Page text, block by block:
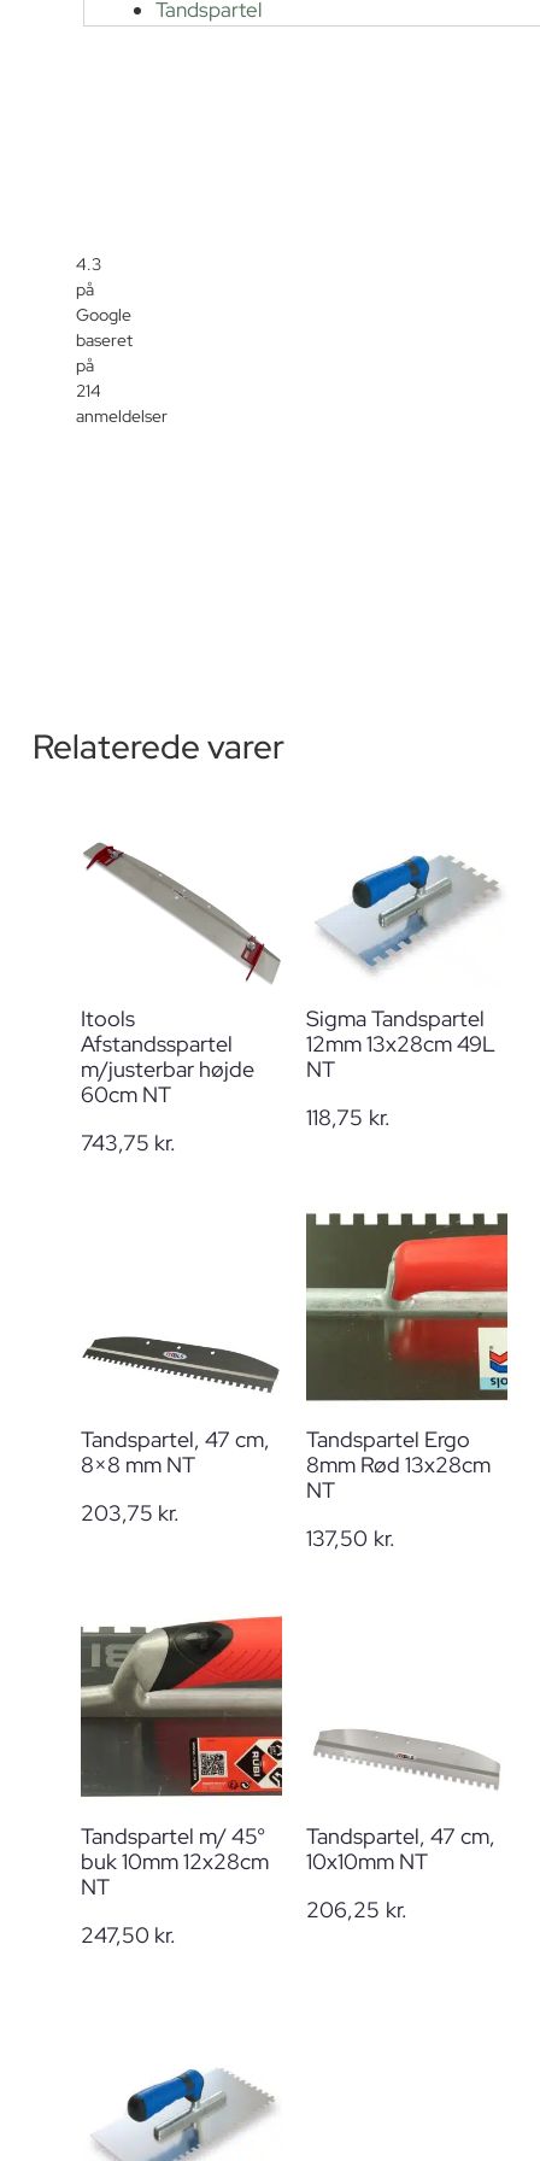
4.3
på
Google
baseret
på
214
anmeldelser
Tandspartel
Relaterede varer
Itools
Afstandsspartel
m/justerbar højde
60cm NT
743,75 kr.
Sigma Tandspartel
12mm 13x28cm 49L
NT
118,75 kr.
Tandspartel, 47 cm,
8×8 mm NT
203,75 kr.
Tandspartel Ergo
8mm Rød 13x28cm
NT
137,50 kr.
Tandspartel m/ 45°
buk 10mm 12x28cm
NT
247,50 kr.
Tandspartel, 47 cm,
10x10mm NT
206,25 kr.